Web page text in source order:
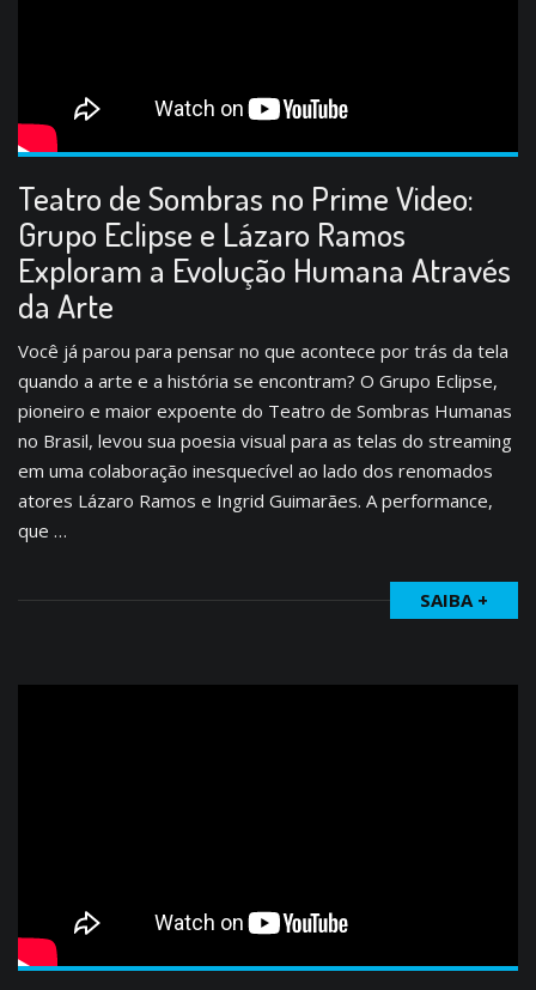
Teatro de Sombras no Prime Video:
Grupo Eclipse e Lázaro Ramos
Exploram a Evolução Humana Através
da Arte
Você já parou para pensar no que acontece por trás da tela
quando a arte e a história se encontram? O Grupo Eclipse,
pioneiro e maior expoente do Teatro de Sombras Humanas
no Brasil, levou sua poesia visual para as telas do streaming
em uma colaboração inesquecível ao lado dos renomados
atores Lázaro Ramos e Ingrid Guimarães. A performance,
que …
SAIBA +